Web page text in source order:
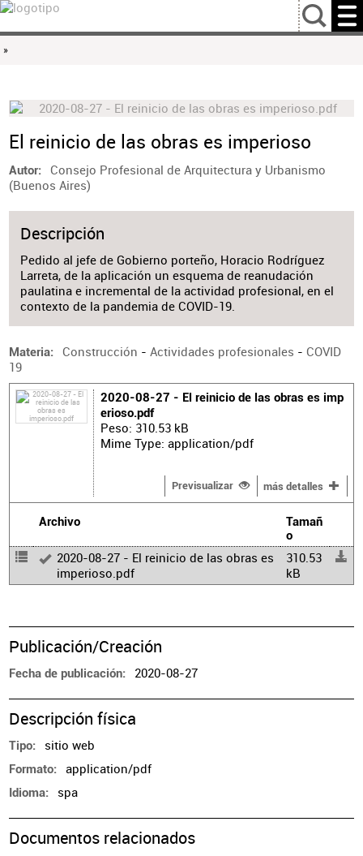
…
»
El reinicio de las obras es imperioso
Autor
Consejo Profesional de Arquitectura y Urbanismo
(Buenos Aires)
Descripción
Pedido al jefe de Gobierno porteño, Horacio Rodríguez
Larreta, de la aplicación un esquema de reanudación
paulatina e incremental de la actividad profesional, en el
contexto de la pandemia de COVID-19.
Materia Construcción -Actividades profesionales - COVID
19
2020-08-27 - El reinicio de las obras es imp
erioso.pdf
Peso: 310.53 kB
Mime Type: application/pdf
Previsualizar más detalles
Archivo
Tamañ
o
2020-08-27 - El reinicio de las obras es
imperioso.pdf
310.53
kB
Publicación/Creación
Fecha de publicación 2020-08-27
Descripción física
Tipo sitio web
Formato application/pdf
Idioma spa
Documentos relacionados